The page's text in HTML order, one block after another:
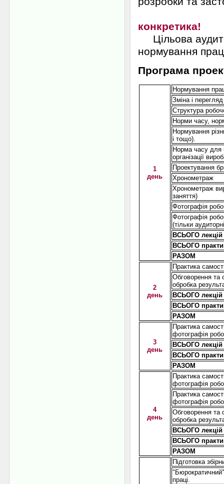
конкретика!
Цільова
нормування
Програма
1
день
Нормування
Зміна і
Структура
Норми часу,
Нормування
і тощо).
Норма часу для
організації
Проектування
Хронометраж
Хронометраж
заняття)
Фотографія
Фотографія
(тільки
ВСЬОГО лекцій
ВСЬОГО
РАЗОМ
2
день
Практика
Обговорення та
обробка
ВСЬОГО лекцій
ВСЬОГО
РАЗОМ
3
день
Практика
фотографія
ВСЬОГО лекцій
ВСЬОГО
РАЗОМ
4
день
Практика
фотографія
Практика
фотографія
Обговорення та
обробка
ВСЬОГО лекцій
ВСЬОГО
РАЗОМ
Підготовка
праці.